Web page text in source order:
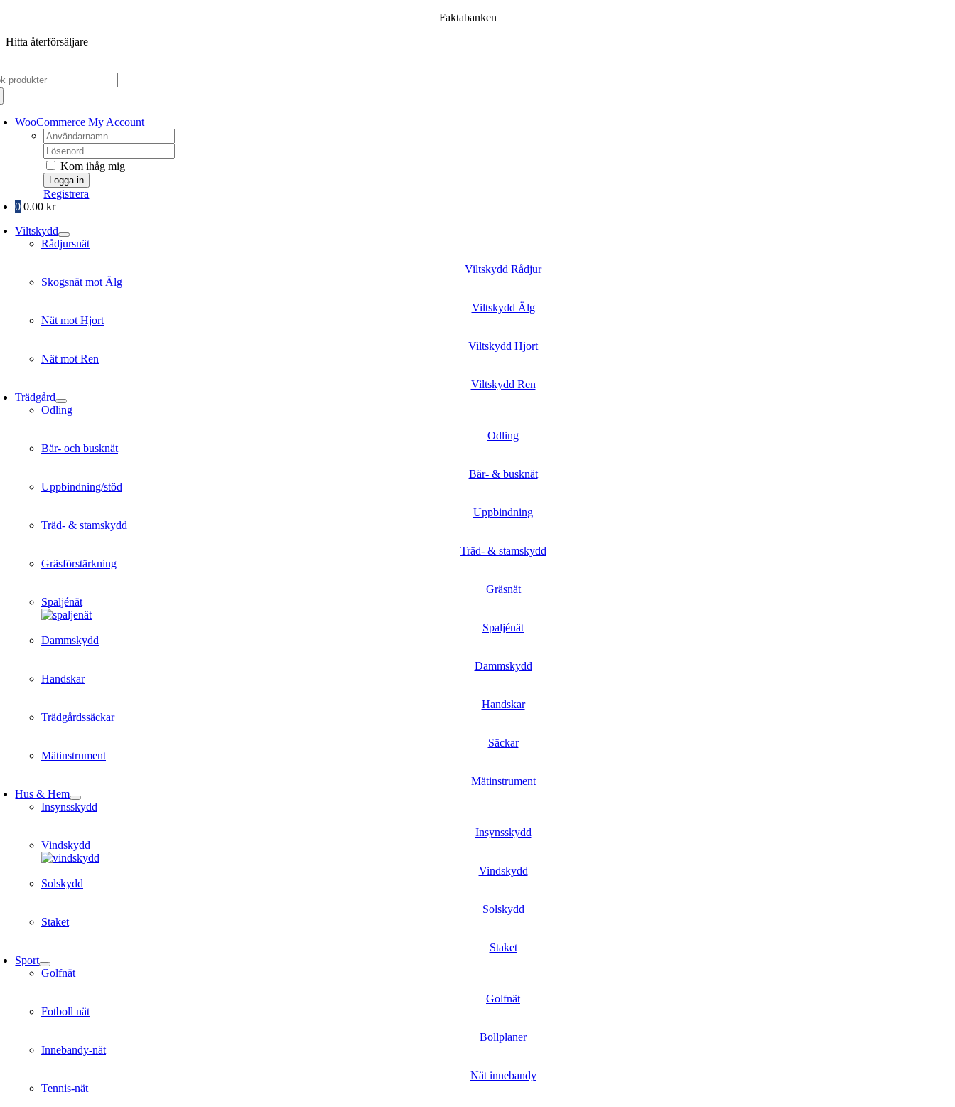
innehållet
Faktabanken
Hitta återförsäljare
WooCommerce My Account
Username:
Password:
Kom ihåg mig
Registrera
0 0.00kr
Viltskydd
Rådjursnät
Viltskydd Rådjur
Skogsnät mot Älg
Viltskydd Älg
Nät mot Hjort
Viltskydd Hjort
Nät mot Ren
Viltskydd Ren
Trädgård
Odling
Odling
Bär- och busknät
Bär- & busknät
Uppbindning/stöd
Uppbindning
Träd- & stamskydd
Träd- & stamskydd
Gräsförstärkning
Gräsnät
Spaljénät
Spaljénät
Dammskydd
Dammskydd
Handskar
Handskar
Trädgårdssäckar
Säckar
Mätinstrument
Mätinstrument
Hus & Hem
Insynsskydd
Insynsskydd
Vindskydd
Vindskydd
Solskydd
Solskydd
Staket
Staket
Sport
Golfnät
Golfnät
Fotboll nät
Bollplaner
Innebandy-nät
Nät innebandy
Tennis-nät